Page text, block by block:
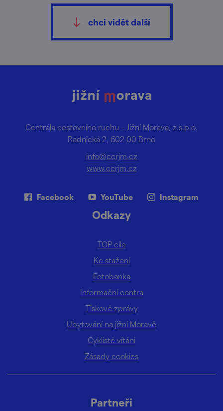
chci vidět další
Centrála cestovního ruchu – Jižní Morava, z.s.p.o.
Radnická 2, 602 00 Brno
info@ccrjm.cz
www.ccrjm.cz
Facebook YouTube Instagram
Odkazy
TOP cíle
Ke stažení
Fotobanka
Informační centra
Tiskové zprávy
Ubytování na jižní Moravě
Cyklisté vítáni
Zásady cookies
Partneři